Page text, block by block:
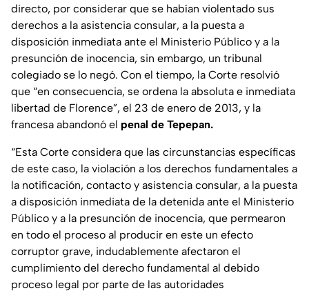
directo, por considerar que se habían violentado sus
derechos a la asistencia consular, a la puesta a
disposición inmediata ante el Ministerio Público y a la
presunción de inocencia, sin embargo, un tribunal
colegiado se lo negó. Con el tiempo, la Corte resolvió
que “en consecuencia, se ordena la absoluta e inmediata
libertad de Florence”, el 23 de enero de 2013, y la
francesa abandonó el penal de Tepepan.
“Esta Corte considera que las circunstancias específicas
de este caso, la violación a los derechos fundamentales a
la notificación, contacto y asistencia consular, a la puesta
a disposición inmediata de la detenida ante el Ministerio
Público y a la presunción de inocencia, que permearon
en todo el proceso al producir en este un efecto
corruptor grave, indudablemente afectaron el
cumplimiento del derecho fundamental al debido
proceso legal por parte de las autoridades